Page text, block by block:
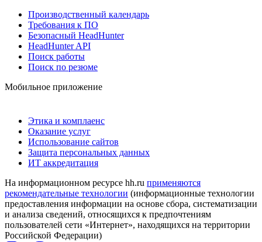
Производственный календарь
Требования к ПО
Безопасный HeadHunter
HeadHunter API
Поиск работы
Поиск по резюме
Мобильное приложение
Этика и комплаенс
Оказание услуг
Использование сайтов
Защита персональных данных
ИТ аккредитация
На информационном ресурсе hh.ru применяются
рекомендательные технологии (информационные технологии
предоставления информации на основе сбора, систематизации
и анализа сведений, относящихся к предпочтениям
пользователей сети «Интернет», находящихся на территории
Российской Федерации)